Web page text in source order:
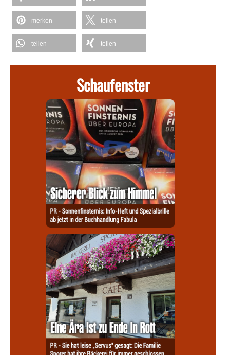
merken teilen
teilen teilen
Schaufenster